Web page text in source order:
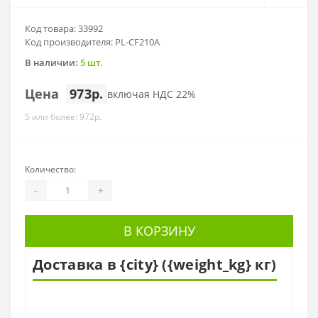
Код товара: 33992
Код производителя: PL-CF210A
В наличии: 5 шт.
Цена 973р. включая НДС 22%
5 или более: 972р.
Количество:
- +
В КОРЗИНУ
Доставка в {city} ({weight_kg} кг)